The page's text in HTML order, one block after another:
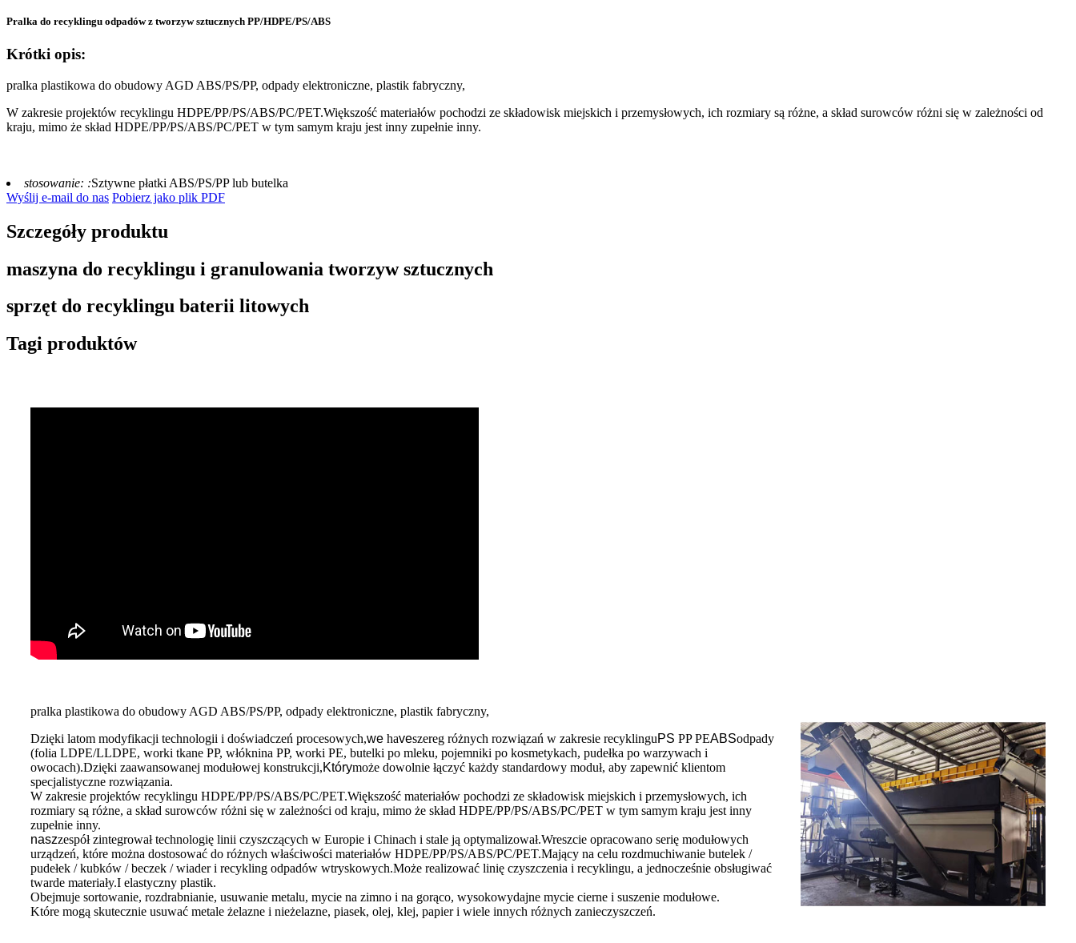
Pralka do recyklingu odpadów z tworzyw sztucznych PP/HDPE/PS/ABS
Krótki opis:
pralka plastikowa do obudowy AGD ABS/PS/PP, odpady elektroniczne, plastik fabryczny,
W zakresie projektów recyklingu HDPE/PP/PS/ABS/PC/PET.Większość materiałów pochodzi ze składowisk miejskich i przemysłowych, ich rozmiary są różne, a skład surowców różni się w zależności od
kraju, mimo że skład HDPE/PP/PS/ABS/PC/PET w tym samym kraju jest inny zupełnie inny.
stosowanie: :Sztywne płatki ABS/PS/PP lub butelka
Wyślij e-mail do nas Pobierz jako plik PDF
Szczegóły produktu
maszyna do recyklingu i granulowania tworzyw sztucznych
sprzęt do recyklingu baterii litowych
Tagi produktów
pralka plastikowa do obudowy AGD ABS/PS/PP, odpady elektroniczne, plastik fabryczny,
Dzięki latom modyfikacji technologii i doświadczeń procesowych,we haveszereg różnych rozwiązań w zakresie recyklinguPS PP PEABSodpady
(folia LDPE/LLDPE, worki tkane PP, włóknina PP, worki PE, butelki po mleku, pojemniki po kosmetykach, pudełka po warzywach i
owocach).Dzięki zaawansowanej modułowej konstrukcji,Którymoże dowolnie łączyć każdy standardowy moduł, aby zapewnić klientom
specjalistyczne rozwiązania.
W zakresie projektów recyklingu HDPE/PP/PS/ABS/PC/PET.Większość materiałów pochodzi ze składowisk miejskich i przemysłowych, ich
rozmiary są różne, a skład surowców różni się w zależności od kraju, mimo że skład HDPE/PP/PS/ABS/PC/PET w tym samym kraju jest inny
zupełnie inny.
naszzespół zintegrował technologię linii czyszczących w Europie i Chinach i stale ją optymalizował.Wreszcie opracowano serię modułowych
urządzeń, które można dostosować do różnych właściwości materiałów HDPE/PP/PS/ABS/PC/PET.Mający na celu rozdmuchiwanie butelek /
pudełek / kubków / beczek / wiader i recykling odpadów wtryskowych.Może realizować linię czyszczenia i recyklingu, a jednocześnie obsługiwać
twarde materiały.I elastyczny plastik.
Obejmuje sortowanie, rozdrabnianie, usuwanie metalu, mycie na zimno i na gorąco, wysokowydajne mycie cierne i suszenie modułowe.
Które mogą skutecznie usuwać metale żelazne i nieżelazne, piasek, olej, klej, papier i wiele innych różnych zanieczyszczeń.